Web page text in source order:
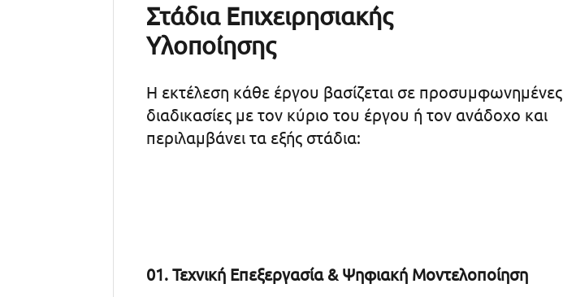
Στάδια Επιχειρησιακής
Υλοποίησης
Η εκτέλεση κάθε έργου βασίζεται σε προσυμφωνημένες
διαδικασίες με τον κύριο του έργου ή τον ανάδοχο και
περιλαμβάνει τα εξής στάδια:
01. Τεχνική Επεξεργασία & Ψηφιακή Μοντελοποίηση